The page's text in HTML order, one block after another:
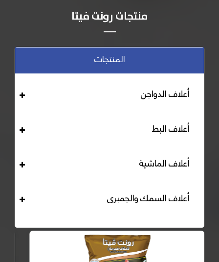
منتجات رونت فيتا
المنتجات
أعلاف الدواجن
أعلاف البط
أعلاف الماشية
أعلاف السمك والجمبرى